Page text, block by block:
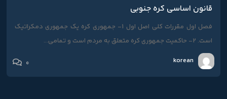
قانون اساسی کره جنوبی
فصل اول مقررات کلی اصل اول 1- جمهوری کره یک جمهوری دمکراتیک
است. 2- حاکمیت جمهوری کره متعلق به مردم است و تمامی...
korean
0